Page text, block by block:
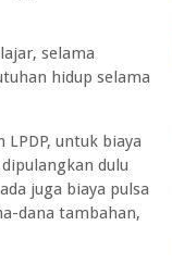
selama
hidup selama
untuk biaya
dulu
juga biaya pulsa
dana tambahan,